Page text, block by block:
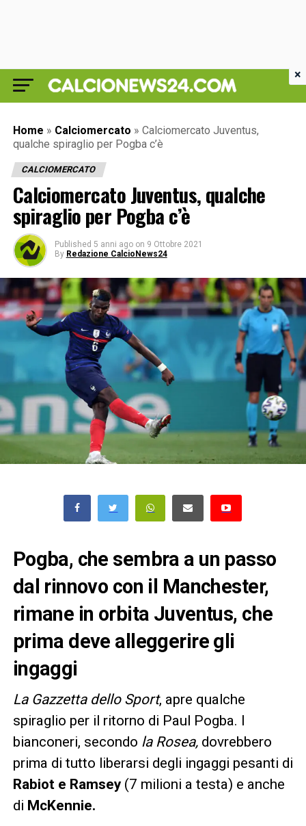
Home » Calciomercato » Calciomercato Juventus,
qualche spiraglio per Pogba c’è
CALCIOMERCATO
Calciomercato Juventus, qualche
spiraglio per Pogba c’è
Published 5 anni ago on 9 Ottobre 2021
By Redazione CalcioNews24
Pogba, che sembra a un passo
dal rinnovo con il Manchester,
rimane in orbita Juventus, che
prima deve alleggerire gli
ingaggi
La Gazzetta dello Sport, apre qualche
spiraglio per il ritorno di Paul Pogba. I
bianconeri, secondo la Rosea,dovrebbero
prima di tutto liberarsi degli ingaggi pesanti di
Rabiot e Ramsey(7 milioni a testa) e anche
di McKennie.
×